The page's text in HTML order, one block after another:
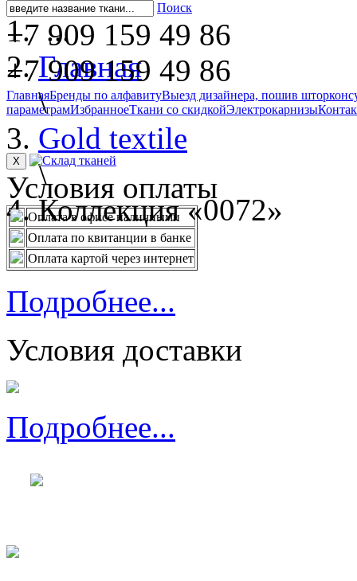
...
Главная
\
Gold textile
\
Коллекция «0072»
Поиск
+7 909 159 49 86
+7 909 159 49 86
ГлавнаяБренды по алфавитуВыезд дизайнера, пошив штор
параметрамИзбранноеТкани со скидкойЭлектрокарнизы
X
Условия оплаты
Оплата в офисе наличными
Оплата по квитанции в банке
Оплата картой через интернет
Подробнее...
Условия доставки
Подробнее...